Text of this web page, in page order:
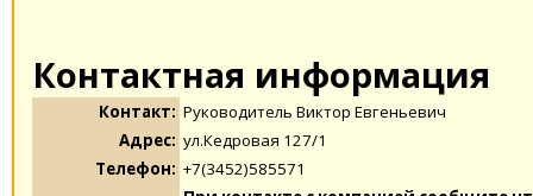
Контактная информация
Контакт: Руководитель Виктор Евгеньевич
Адрес: ул.Кедровая 127/1
Телефон: +7(3452)585571